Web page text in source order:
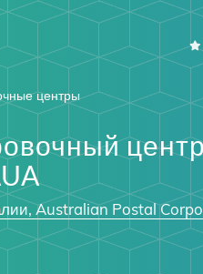
центры
Australian Postal